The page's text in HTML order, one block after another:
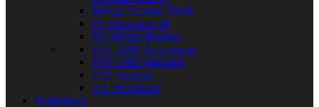
SpVgg Greuther Fürth
SV Darmstadt 98
SV Werder Bremen
TSG 1899 Hoffenheim
TSV 1860 München
VfB Stuttgart
VfL Wolfsburg
Bekleidung